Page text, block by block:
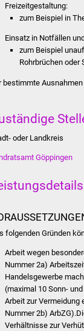
Freizeitgestaltung:
zum Beispiel in
Einsatz in Notfällen
zum Beispiel
Rohrbrüchen oder
bestimmte
oder Landkreis
Göppingen
folgenden Gründen
Arbeit wegen
Nummer 2a)
Handelsgewerbe
(maximal 10 Sonn-
Arbeit zur Vermeidung
Nummer 2b)
Verhältnisse zur